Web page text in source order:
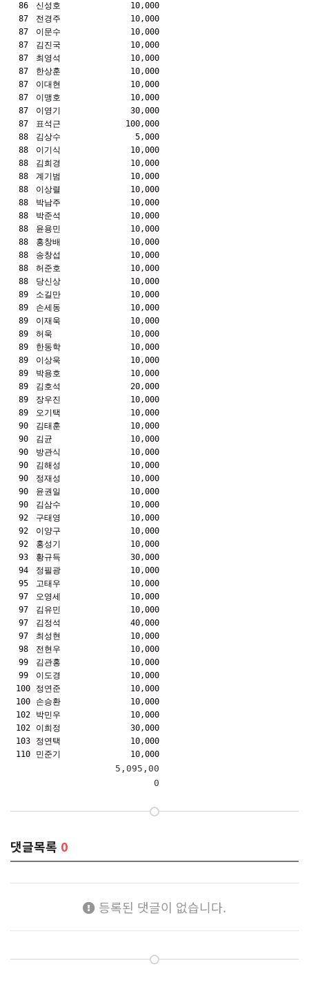
86
신성호
10,000
87
전경주
10,000
87
이문수
10,000
87
김진국
10,000
87
최영석
10,000
87
한상훈
10,000
87
이대현
10,000
87
이맹호
10,000
87
이영기
30,000
87
표석근
100,000
88
김상수
5,000
88
이기식
10,000
88
김희경
10,000
88
계기범
10,000
88
이상렬
10,000
88
박남주
10,000
88
박준석
10,000
88
윤용민
10,000
88
홍창배
10,000
88
송창섭
10,000
88
허준호
10,000
88
당신상
10,000
89
소길만
10,000
89
손세동
10,000
89
이재욱
10,000
89
허욱
10,000
89
한동학
10,000
89
이상욱
10,000
89
박용호
10,000
89
김호석
20,000
89
장우진
10,000
89
오기택
10,000
90
김태훈
10,000
90
김균
10,000
90
방관식
10,000
90
김해성
10,000
90
정재성
10,000
90
윤권일
10,000
90
김삼수
10,000
92
구태영
10,000
92
이양구
10,000
92
홍성기
10,000
93
황규득
30,000
94
정필광
10,000
95
고태우
10,000
97
오영세
10,000
97
김유민
10,000
97
김정석
40,000
97
최성현
10,000
98
전현우
10,000
99
김관홍
10,000
99
이도경
10,000
100
정연준
10,000
100
손승환
10,000
102
박민우
10,000
102
이희정
30,000
103
정연택
10,000
110
민준기 10,000
5,095,00
0
댓글목록 0
등록된 댓글이 없습니다.